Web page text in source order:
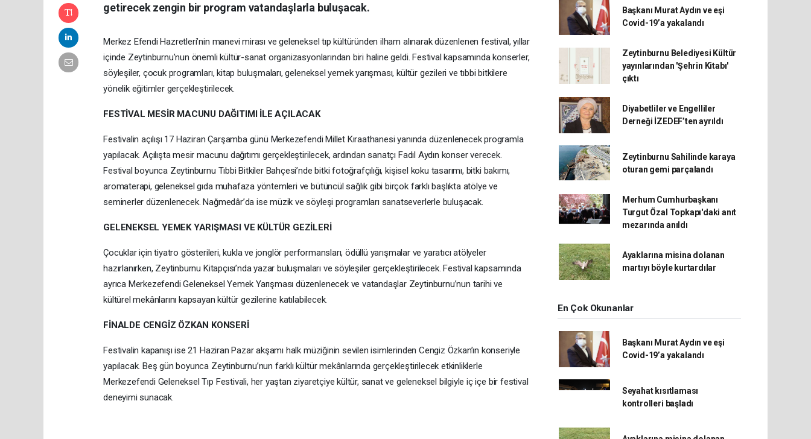
getirecek zengin bir program vatandaşlarla buluşacak.
Merkez Efendi Hazretleri’nin manevi mirası ve geleneksel tıp kültüründen ilham alınarak düzenlenen festival, yıllar
içinde Zeytinburnu’nun önemli kültür-sanat organizasyonlarından biri haline geldi. Festival kapsamında konserler,
söyleşiler, çocuk programları, kitap buluşmaları, geleneksel yemek yarışması, kültür gezileri ve tıbbi bitkilere
yönelik eğitimler gerçekleştirilecek.
FESTİVAL MESİR MACUNU DAĞITIMI İLE AÇILACAK
Festivalin açılışı 17 Haziran Çarşamba günü Merkezefendi Millet Kıraathanesi yanında düzenlenecek programla
yapılacak. Açılışta mesir macunu dağıtımı gerçekleştirilecek, ardından sanatçı Fadıl Aydın konser verecek.
Festival boyunca Zeytinburnu Tıbbi Bitkiler Bahçesi’nde bitki fotoğrafçılığı, kişisel koku tasarımı, bitki bakımı,
aromaterapi, geleneksel gıda muhafaza yöntemleri ve bütüncül sağlık gibi birçok farklı başlıkta atölye ve
seminerler düzenlenecek. Nağmedâr’da ise müzik ve söyleşi programları sanatseverlerle buluşacak.
GELENEKSEL YEMEK YARIŞMASI VE KÜLTÜR GEZİLERİ
Çocuklar için tiyatro gösterileri, kukla ve jonglör performansları, ödüllü yarışmalar ve yaratıcı atölyeler
hazırlanırken, Zeytinburnu Kitapçısı’nda yazar buluşmaları ve söyleşiler gerçekleştirilecek. Festival kapsamında
ayrıca Merkezefendi Geleneksel Yemek Yarışması düzenlenecek ve vatandaşlar Zeytinburnu’nun tarihi ve
kültürel mekânlarını kapsayan kültür gezilerine katılabilecek.
FİNALDE CENGİZ ÖZKAN KONSERİ
Festivalin kapanışı ise 21 Haziran Pazar akşamı halk müziğinin sevilen isimlerinden Cengiz Özkan’ın konseriyle
yapılacak. Beş gün boyunca Zeytinburnu’nun farklı kültür mekânlarında gerçekleştirilecek etkinliklerle
Merkezefendi Geleneksel Tıp Festivali, her yaştan ziyaretçiye kültür, sanat ve geleneksel bilgiyle iç içe bir festival
deneyimi sunacak.
Başkanı Murat Aydın ve eşi
Covid-19’a yakalandı
Zeytinburnu Belediyesi Kültür
yayınlarından 'Şehrin Kitabı'
çıktı
Diyabetliler ve Engelliler
Derneği İZEDEF’ten ayrıldı
Zeytinburnu Sahilinde karaya
oturan gemi parçalandı
Merhum Cumhurbaşkanı
Turgut Özal Topkapı'daki anıt
mezarında anıldı
Ayaklarına misina dolanan
martıyı böyle kurtardılar
En Çok Okunanlar
Başkanı Murat Aydın ve eşi
Covid-19’a yakalandı
Seyahat kısıtlaması
kontrolleri başladı